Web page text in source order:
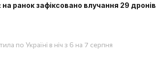
ранок зафіксовано влучання 29 дронів
по Україні в ніч з 6 на 7 серпня